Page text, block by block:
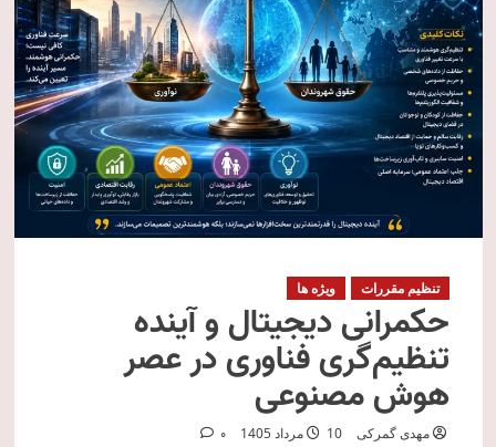
تنظیم مقررات ویژه ها
حکمرانی دیجیتال و آینده
تنظیم‌گری فناوری در عصر
هوش مصنوعی
مهدی گمرکی 10 مرداد 1405 0